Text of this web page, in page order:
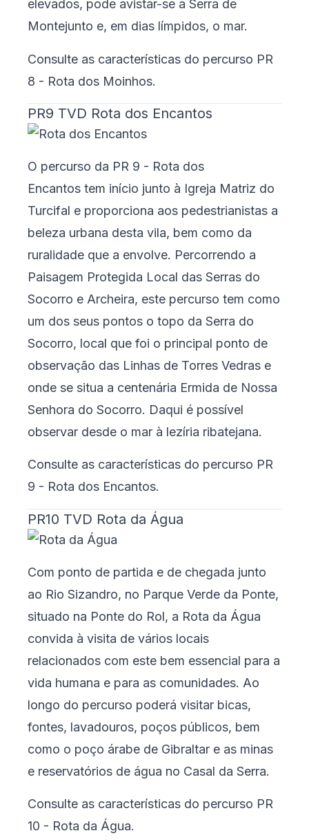
elevados, pode avistar-se a Serra de
Montejunto e, em dias límpidos, o mar.
Consulte as características do percurso PR
8 - Rota dos Moinhos.
PR9 TVD Rota dos Encantos
O percurso da PR 9 - Rota dos
Encantos tem início junto à Igreja Matriz do
Turcifal e proporciona aos pedestrianistas a
beleza urbana desta vila, bem como da
ruralidade que a envolve. Percorrendo a
Paisagem Protegida Local das Serras do
Socorro e Archeira, este percurso tem como
um dos seus pontos o topo da Serra do
Socorro, local que foi o principal ponto de
observação das Linhas de Torres Vedras e
onde se situa a centenária Ermida de Nossa
Senhora do Socorro. Daqui é possível
observar desde o mar à lezíria ribatejana.
Consulte as características do percurso PR
9 - Rota dos Encantos.
PR10 TVD Rota da Água
Com ponto de partida e de chegada junto
ao Rio Sizandro, no Parque Verde da Ponte,
situado na Ponte do Rol, a Rota da Água
convida à visita de vários locais
relacionados com este bem essencial para a
vida humana e para as comunidades. Ao
longo do percurso poderá visitar bicas,
fontes, lavadouros, poços públicos, bem
como o poço árabe de Gibraltar e as minas
e reservatórios de água no Casal da Serra.
Consulte as características do percurso PR
10 - Rota da Água.